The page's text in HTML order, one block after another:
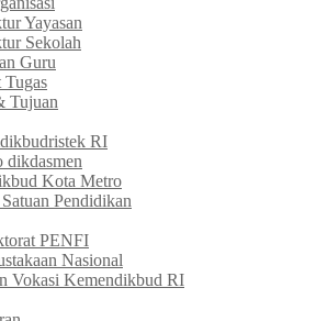
Yayasan
Sekolah
Guru
Tugas
Tujuan
RI
dikdasmen
Kota Metro
Pendidikan
PENFI
Nasional
Vokasi Kemendikbud RI